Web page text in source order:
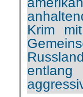
Krim